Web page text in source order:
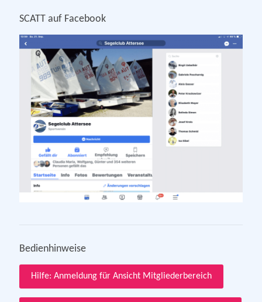
SCATT auf Facebook
Bedienhinweise
Hilfe: Anmeldung für Ansicht Mitgliederbereich